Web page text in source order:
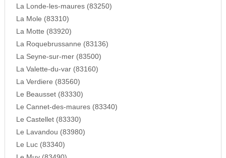
La Londe-les-maures (83250)
La Mole (83310)
La Motte (83920)
La Roquebrussanne (83136)
La Seyne-sur-mer (83500)
La Valette-du-var (83160)
La Verdiere (83560)
Le Beausset (83330)
Le Cannet-des-maures (83340)
Le Castellet (83330)
Le Lavandou (83980)
Le Luc (83340)